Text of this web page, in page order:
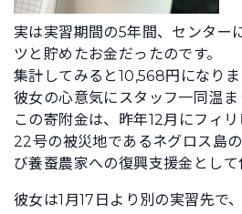
実は実習期間の5年間、センター
ツと貯めたお金だったのです。
集計してみると10,568円になりま
彼女の心意気にスタッフ一同温ま
この寄附金は、昨年12月にフィ
22号の被災地であるネグロス島
び養蚕農家への復興支援金として
彼女は1月17日より別の実習先で